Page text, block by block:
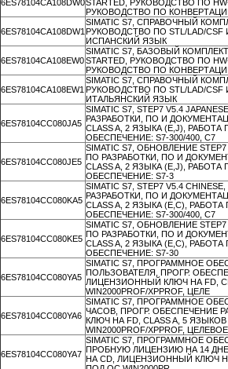
6ES78104CA108DW0STARTED, РУКОВОДСТВО ПО
РУКОВОДСТВО ПО
6ES78104CA108DW1
SIMATIC S7, СПРАВОЧНЫЙ
РУКОВОДСТВО ПО STL/LAD/CSF
ИСПАНСКИЙ ЯЗЫК
6ES78104CA108EW0
SIMATIC S7, БАЗОВЫЙ
STARTED, РУКОВОДСТВО ПО
РУКОВОДСТВО ПО
6ES78104CA108EW1
SIMATIC S7, СПРАВОЧНЫЙ
РУКОВОДСТВО ПО STL/LAD/CSF
ИТАЛЬЯНСКИЙ ЯЗЫК
6ES78104CC080JA5
SIMATIC S7, STEP7 V5.4
РАЗРАБОТКИ, ПО И
CLASS A, 2 ЯЗЫКА (E,J),
ОБЕСПЕЧЕНИЕ: S7-300/400, C7
6ES78104CC080JE5
SIMATIC S7, ОБНОВЛЕНИЕ
ПО РАЗРАБОТКИ, ПО И
CLASS A, 2 ЯЗЫКА (E,J),
ОБЕСПЕЧЕНИЕ: S7-3
6ES78104CC080KA5
SIMATIC S7, STEP7 V5.4
РАЗРАБОТКИ, ПО И
CLASS A, 2 ЯЗЫКА (E,C),
ОБЕСПЕЧЕНИЕ: S7-300/400, C7
6ES78104CC080KE5
SIMATIC S7, ОБНОВЛЕНИЕ
ПО РАЗРАБОТКИ, ПО И
CLASS A, 2 ЯЗЫКА (E,C),
ОБЕСПЕЧЕНИЕ: S7-30
6ES78104CC080YA5
SIMATIC S7, ПРОГРАММНОЕ
ПОЛЬЗОВАТЕЛЯ, ПРОГР.
ЛИЦЕНЗИОННЫЙ КЛЮЧ НА FD,
WIN2000PROF/XPPROF, ЦЕЛЕ
6ES78104CC080YA6
SIMATIC S7, ПРОГРАММНОЕ
ЧАСОВ, ПРОГР. ОБЕСПЕЧЕНИЕ
КЛЮЧ НА FD, CLASS A, 5
WIN2000PROF/XPPROF,
6ES78104CC080YA7
SIMATIC S7, ПРОГРАММНОЕ
ПРОБНУЮ ЛИЦЕНЗИЮ НА 14
НА CD, ЛИЦЕНЗИОННЫЙ КЛЮЧ НА